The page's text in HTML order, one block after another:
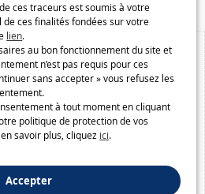
ces traceurs est soumis à votre
ces finalités fondées sur votre
lien.
au bon fonctionnement du site et
n’est pas requis pour ces
sans accepter » vous refusez les
à tout moment en cliquant
politique de protection de vos
savoir plus, cliquez ici.
Accepter